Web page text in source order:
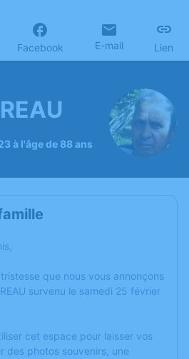
Facebook E-mail Lien
à l'âge de 88 ans
que nous vous annonçons
survenu le samedi 25 février
cet espace pour laisser vos
des photos souvenirs, une